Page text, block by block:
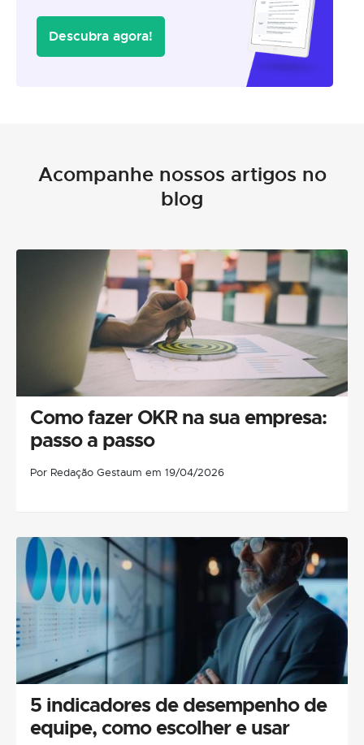
Descubra agora!
Acompanhe nossos artigos no
blog
Como fazer OKR na sua empresa:
passo a passo
Por Redação Gestaum em 19/04/2026
5 indicadores de desempenho de
equipe, como escolher e usar